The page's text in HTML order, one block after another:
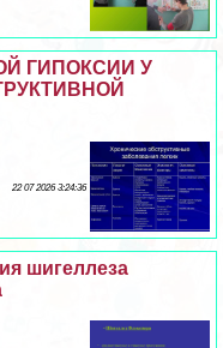
ГИПОКСИИ У
22 07 2026 3:24:36
шигеллеза